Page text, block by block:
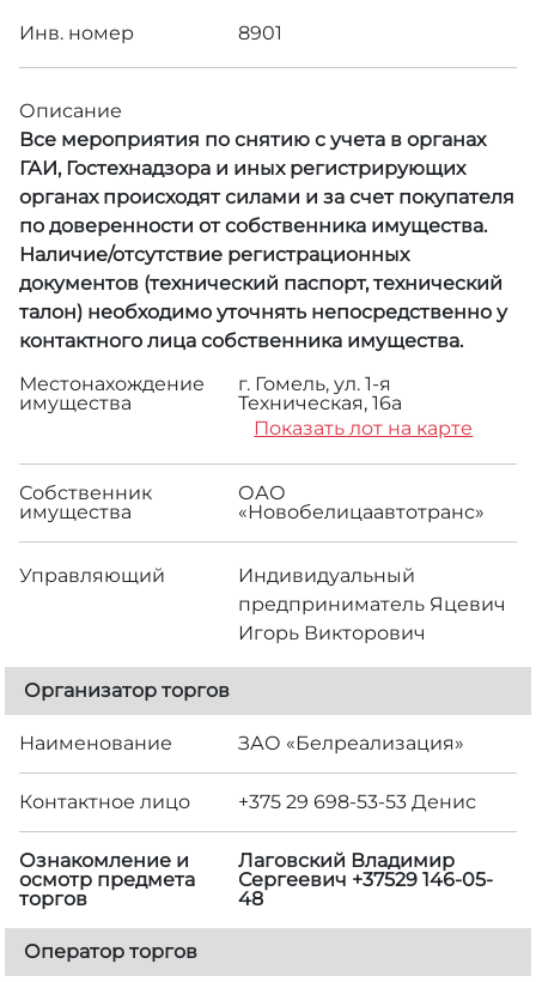
Инв. номер 8901
Описание
Все мероприятия по снятию с учета в органах
ГАИ, Гостехнадзора и иных регистрирующих
органах происходят силами и за счет покупателя
по доверенности от собственника имущества.
Наличие/отсутствие регистрационных
документов (технический паспорт, технический
талон) необходимо уточнять непосредственно у
контактного лица собственника имущества.
Местонахождение
имущества
г. Гомель, ул. 1-я
Техническая, 16а
Показать лот на карте
Собственник
имущества
ОАО
«Новобелицаавтотранс»
Управляющий
Индивидуальный
предприниматель Яцевич
Игорь Викторович
Организатор торгов
Наименование ЗАО «Белреализация»
Контактное лицо +375 29 698-53-53 Денис
Ознакомление и
осмотр предмета
торгов
Лаговский Владимир
Сергеевич +37529 146-05-
48
Оператор торгов